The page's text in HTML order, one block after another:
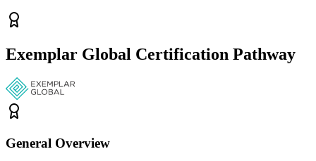
Exemplar Global Certification Pathway
General Overview